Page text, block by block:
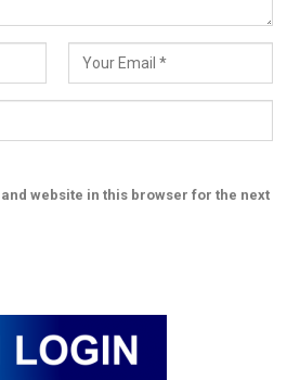
website in this browser for the next